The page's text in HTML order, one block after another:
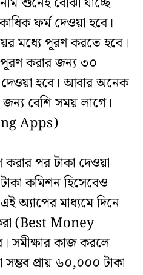
ফর্ম দেওয়া হবে।
মধ্যে পূরণ করতে হবে।
করার জন্য ৩০
হবে। আবার অনেক
বেশি সময় লাগে।
Apps)
করার পর টাকা দেওয়া
কমিশন হিসেবেও
অ্যাপের মাধ্যমে দিনে
(Best Money
কাজ করলে
প্রায় ৬০,০০০ টাকা